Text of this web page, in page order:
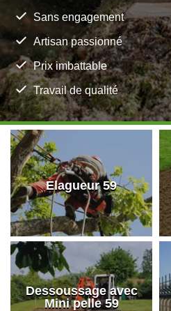
Sans engagement
Artisan passionné
Prix imbattable
Travail de qualité
Elagueur 59
Dessoussage avec
Mini pelle 59